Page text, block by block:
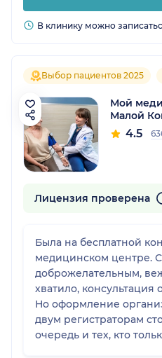
В клинику можно
Выбор пациентов 2025
Мой
Малой
4.5
Лицензия проверена
Была на бесплатной
медицинском центре.
доброжелательным,
хватило,
Но оформление
двум регистраторам
очередь и тех, кто